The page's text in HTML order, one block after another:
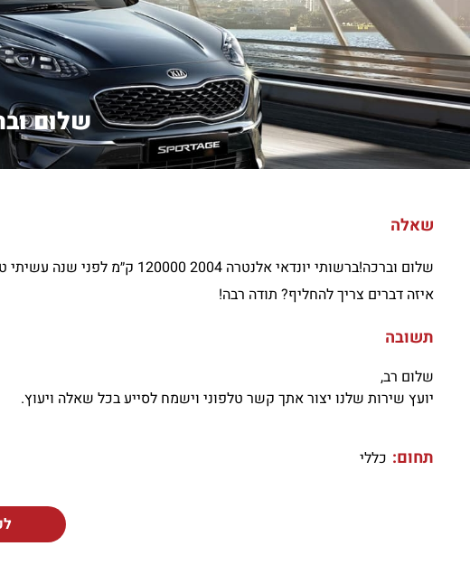
שלום
שאלה
שלום וברכה!ברשותי יונדאי
איזה דברים צריך להחליף? תודה רבה!
תשובה
שלום רב,
יועץ שירות שלנו יצור אתך קשר טלפוני וישמח לסייע בכל שאלה ויעוץ.
תחום: כללי